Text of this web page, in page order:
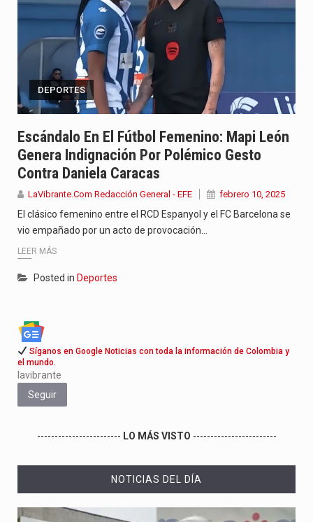
DEPORTES
Escándalo En El Fútbol Femenino: Mapi León
Genera Indignación Por Polémico Gesto
Contra Daniela Caracas
LaVibrante.Com Redacción General - EFE febrero 10, 2025
El clásico femenino entre el RCD Espanyol y el FC Barcelona se
vio empañado por un acto de provocación…
LEER MÁS
Posted in Deportes
Síganos en Google Noticias con toda la información de Colombia y
el mundo.
lavibrante
Seguir
------------------------ LO MÁS VISTO ------------------------
NOTICIAS DEL DÍA